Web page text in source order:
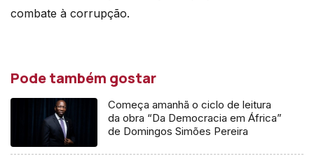
combate à corrupção.
Pode também gostar
Começa amanhã o ciclo de leitura
da obra “Da Democracia em África”
de Domingos Simões Pereira